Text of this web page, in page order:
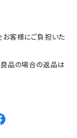
お客様にご負担いた
良品の場合の返品は